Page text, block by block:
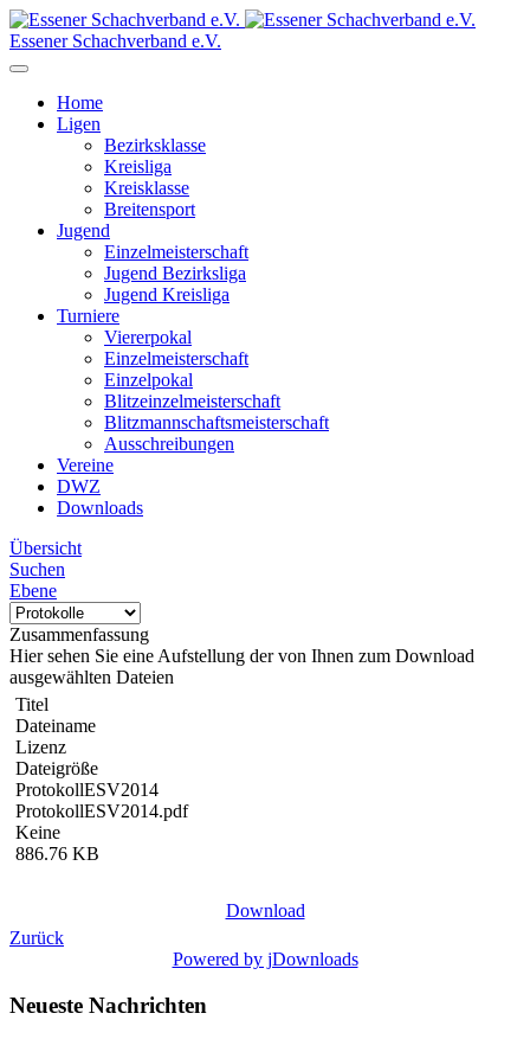
Essener Schachverband e.V.
Home
Ligen
Bezirksklasse
Kreisliga
Kreisklasse
Breitensport
Jugend
Einzelmeisterschaft
Jugend Bezirksliga
Jugend Kreisliga
Turniere
Viererpokal
Einzelmeisterschaft
Einzelpokal
Blitzeinzelmeisterschaft
Blitzmannschaftsmeisterschaft
Ausschreibungen
Vereine
DWZ
Downloads
Übersicht
Suchen
Ebene
Zusammenfassung
Hier sehen Sie eine Aufstellung der von Ihnen zum Download
ausgewählten Dateien
Titel
Dateiname
Lizenz
Dateigröße
ProtokollESV2014
ProtokollESV2014.pdf
Keine
886.76 KB
Download
Zurück
Powered by jDownloads
Neueste Nachrichten